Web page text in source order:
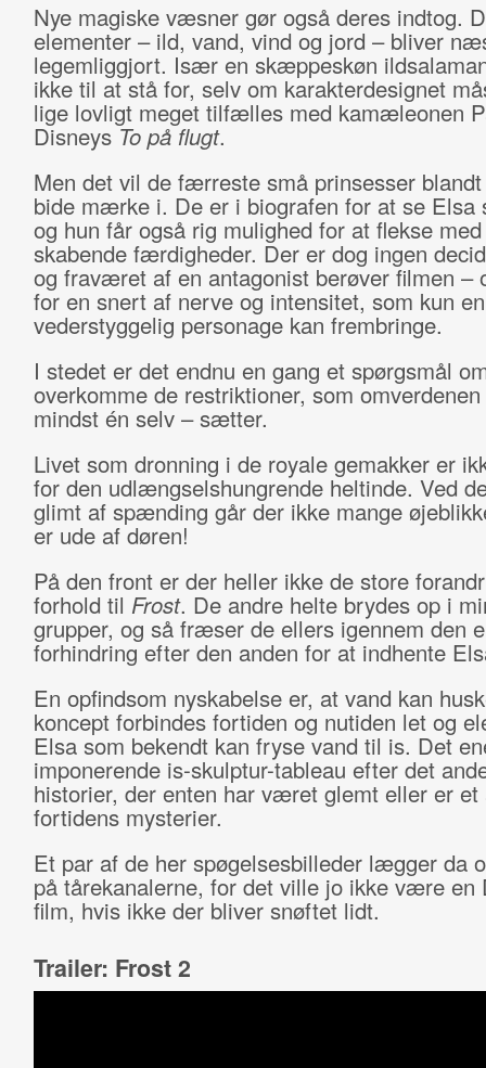
Nye magiske væsner gør også deres indtog.
elementer – ild, vand, vind og jord – bliver
legemliggjort. Især en skæppeskøn
ikke til at stå for, selv om karakterdesignet
lige lovligt meget tilfælles med kamæleonen
DisneysTo på flugt.
Men det vil de færreste små prinsesser
bide mærke i. De er i biografen for at se Elsa
og hun får også rig mulighed for at flekse
skabende færdigheder. Der er dog ingen
og fraværet af en antagonist berøver filmen –
for en snert af nerve og intensitet, som kun en
vederstyggelig personage kan frembringe.
I stedet er det endnu en gang et spørgsmål
overkomme de restriktioner, som
mindst én selv – sætter.
Livet som dronning i de royale gemakker er
for den udlængselshungrende heltinde. Ved
glimt af spænding går der ikke mange
er ude af døren!
På den front er der heller ikke de store
forhold til Frost. De andre helte brydes op i
grupper, og så fræser de ellers igennem den
forhindring efter den anden for at indhente
En opfindsom nyskabelse er, at vand kan
koncept forbindes fortiden og nutiden let og
Elsa som bekendt kan fryse vand til is. Det
imponerende is-skulptur-tableau efter det
historier, der enten har været glemt eller er et
fortidens mysterier.
Et par af de her spøgelsesbilleder lægger da
på tårekanalerne, for det ville jo ikke være en
film, hvis ikke der bliver snøftet lidt.
Trailer: Frost 2